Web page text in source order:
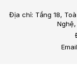
Địa chỉ: Tầng 18,